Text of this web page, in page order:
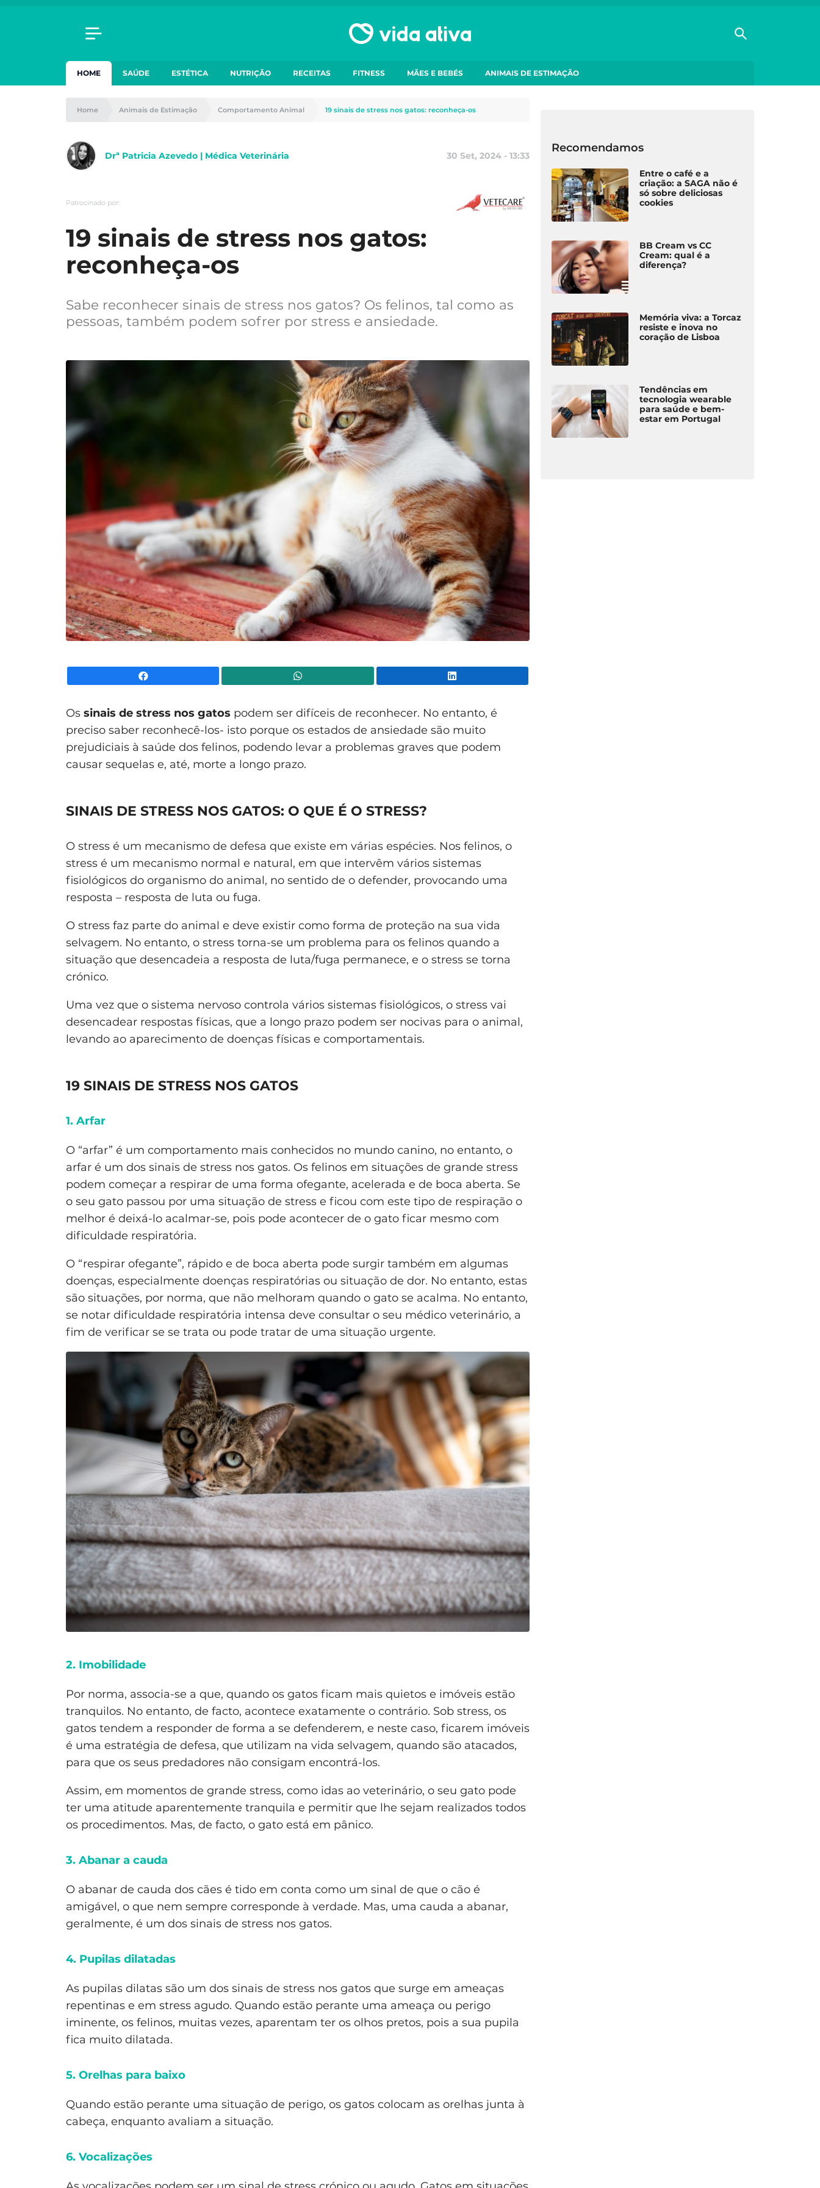
HOME SAÚDE ESTÉTICA NUTRIÇÃO RECEITAS FITNESS MÃES E BEBÉS ANIMAIS DE ESTIMAÇÃO
Home Animais de Estimação Comportamento Animal 19 sinais de stress nos gatos: reconheça-os
Drª Patricia Azevedo | Médica Veterinária 30 Set, 2024 - 13:33
19 sinais de stress nos gatos:
reconheça-os
Patrocinado por:
Sabe reconhecer sinais de stress nos gatos? Os felinos, tal como as
pessoas, também podem sofrer por stress e ansiedade.
Os sinais de stress nos gatos podem ser difíceis de reconhecer. No entanto, é
preciso saber reconhecê-los- isto porque os estados de ansiedade são muito
prejudiciais à saúde dos felinos, podendo levar a problemas graves que podem
causar sequelas e, até, morte a longo prazo.
SINAIS DE STRESS NOS GATOS: O QUE É O STRESS?
O stress é um mecanismo de defesa que existe em várias espécies. Nos felinos, o
stress é um mecanismo normal e natural, em que intervêm vários sistemas
fisiológicos do organismo do animal, no sentido de o defender, provocando uma
resposta – resposta de luta ou fuga.
O stress faz parte do animal e deve existir como forma de proteção na sua vida
selvagem. No entanto, o stress torna-se um problema para os felinos quando a
situação que desencadeia a resposta de luta/fuga permanece, e o stress se torna
crónico.
Uma vez que o sistema nervoso controla vários sistemas fisiológicos, o stress vai
desencadear respostas físicas, que a longo prazo podem ser nocivas para o animal,
levando ao aparecimento de doenças físicas e comportamentais.
19 SINAIS DE STRESS NOS GATOS
1. Arfar
O “arfar” é um comportamento mais conhecidos no mundo canino, no entanto, o
arfar é um dos sinais de stress nos gatos. Os felinos em situações de grande stress
podem começar a respirar de uma forma ofegante, acelerada e de boca aberta. Se
o seu gato passou por uma situação de stress e ficou com este tipo de respiração o
melhor é deixá-lo acalmar-se, pois pode acontecer de o gato ficar mesmo com
dificuldade respiratória.
O “respirar ofegante”, rápido e de boca aberta pode surgir também em algumas
doenças, especialmente doenças respiratórias ou situação de dor. No entanto, estas
são situações, por norma, que não melhoram quando o gato se acalma. No entanto,
se notar dificuldade respiratória intensa deve consultar o seu médico veterinário, a
fim de verificar se se trata ou pode tratar de uma situação urgente.
2. Imobilidade
Por norma, associa-se a que, quando os gatos ficam mais quietos e imóveis estão
tranquilos. No entanto, de facto, acontece exatamente o contrário. Sob stress, os
gatos tendem a responder de forma a se defenderem, e neste caso, ficarem imóveis
é uma estratégia de defesa, que utilizam na vida selvagem, quando são atacados,
para que os seus predadores não consigam encontrá-los.
Assim, em momentos de grande stress, como idas ao veterinário, o seu gato pode
ter uma atitude aparentemente tranquila e permitir que lhe sejam realizados todos
os procedimentos. Mas, de facto, o gato está em pânico.
3. Abanar a cauda
O abanar de cauda dos cães é tido em conta como um sinal de que o cão é
amigável, o que nem sempre corresponde à verdade. Mas, uma cauda a abanar,
geralmente, é um dos sinais de stress nos gatos.
4. Pupilas dilatadas
As pupilas dilatas são um dos sinais de stress nos gatos que surge em ameaças
repentinas e em stress agudo. Quando estão perante uma ameaça ou perigo
iminente, os felinos, muitas vezes, aparentam ter os olhos pretos, pois a sua pupila
fica muito dilatada.
5. Orelhas para baixo
Quando estão perante uma situação de perigo, os gatos colocam as orelhas junta à
cabeça, enquanto avaliam a situação.
6. Vocalizações
Recomendamos
Entre o café e a
criação: a SAGA não é
só sobre deliciosas
cookies
BB Cream vs CC
Cream: qual é a
diferença?
Memória viva: a Torcaz
resiste e inova no
coração de Lisboa
Tendências em
tecnologia wearable
para saúde e bem-
estar em Portugal